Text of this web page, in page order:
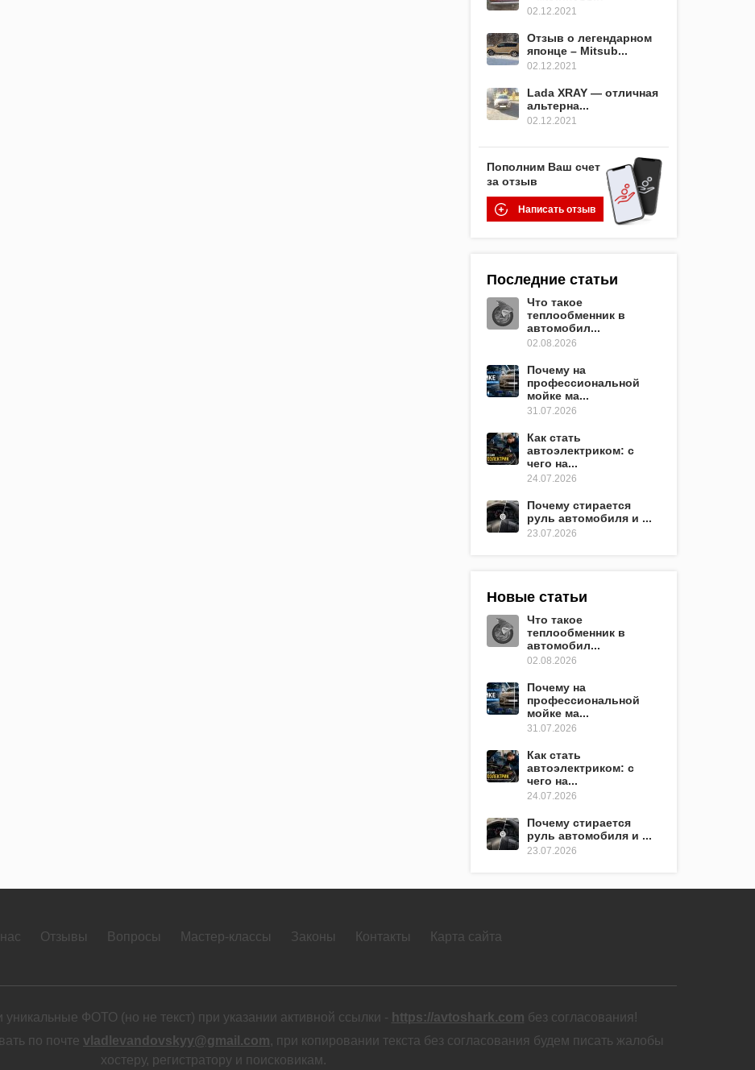
02.12.2021
Отзыв о легендарном
японце – Mitsub...
02.12.2021
Lada XRAY — отличная
альтерна...
02.12.2021
Пополним Ваш счет
за отзыв
Написать отзыв
Последние статьи
Что такое
теплообменник в
автомобил...
02.08.2026
Почему на
профессиональной
мойке ма...
31.07.2026
Как стать
автоэлектриком: с
чего на...
24.07.2026
Почему стирается
руль автомобиля и ...
23.07.2026
Новые статьи
Что такое
теплообменник в
автомобил...
02.08.2026
Почему на
профессиональной
мойке ма...
31.07.2026
Как стать
автоэлектриком: с
чего на...
24.07.2026
Почему стирается
руль автомобиля и ...
23.07.2026
Отзывы Вопросы Мастер-классы Законы Контакты Карта сайта
ФОТО (но не текст) при указании активной ссылки - https://avtoshark.com без согласования!
по почте vladlevandovskyy@gmail.com, при копировании текста без согласования будем писать жалобы
хостеру, регистратору и поисковикам.